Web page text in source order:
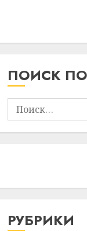
ПОИСК
Найти:
РУБРИКИ